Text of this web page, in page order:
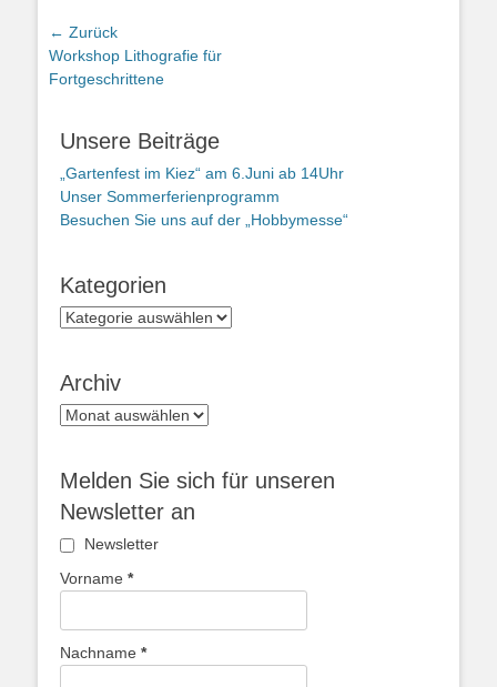
Beitragsnavigation
← Zurück
Vorheriger
Beitrag:
Workshop Lithografie für
Fortgeschrittene
Unsere Beiträge
„Gartenfest im Kiez“ am 6.Juni ab 14Uhr
Unser Sommerferienprogramm
Besuchen Sie uns auf der „Hobbymesse“
Kategorien
Kategorien
Archiv
Archiv
Melden Sie sich für unseren
Newsletter an
Newsletter
Vorname *
Nachname *